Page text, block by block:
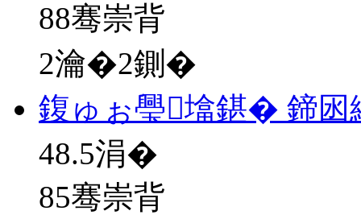
88骞崇背
2瀹�2鍘�
鍑ゅぉ璺墖鍖� 鍗
48.5涓�
85骞崇背